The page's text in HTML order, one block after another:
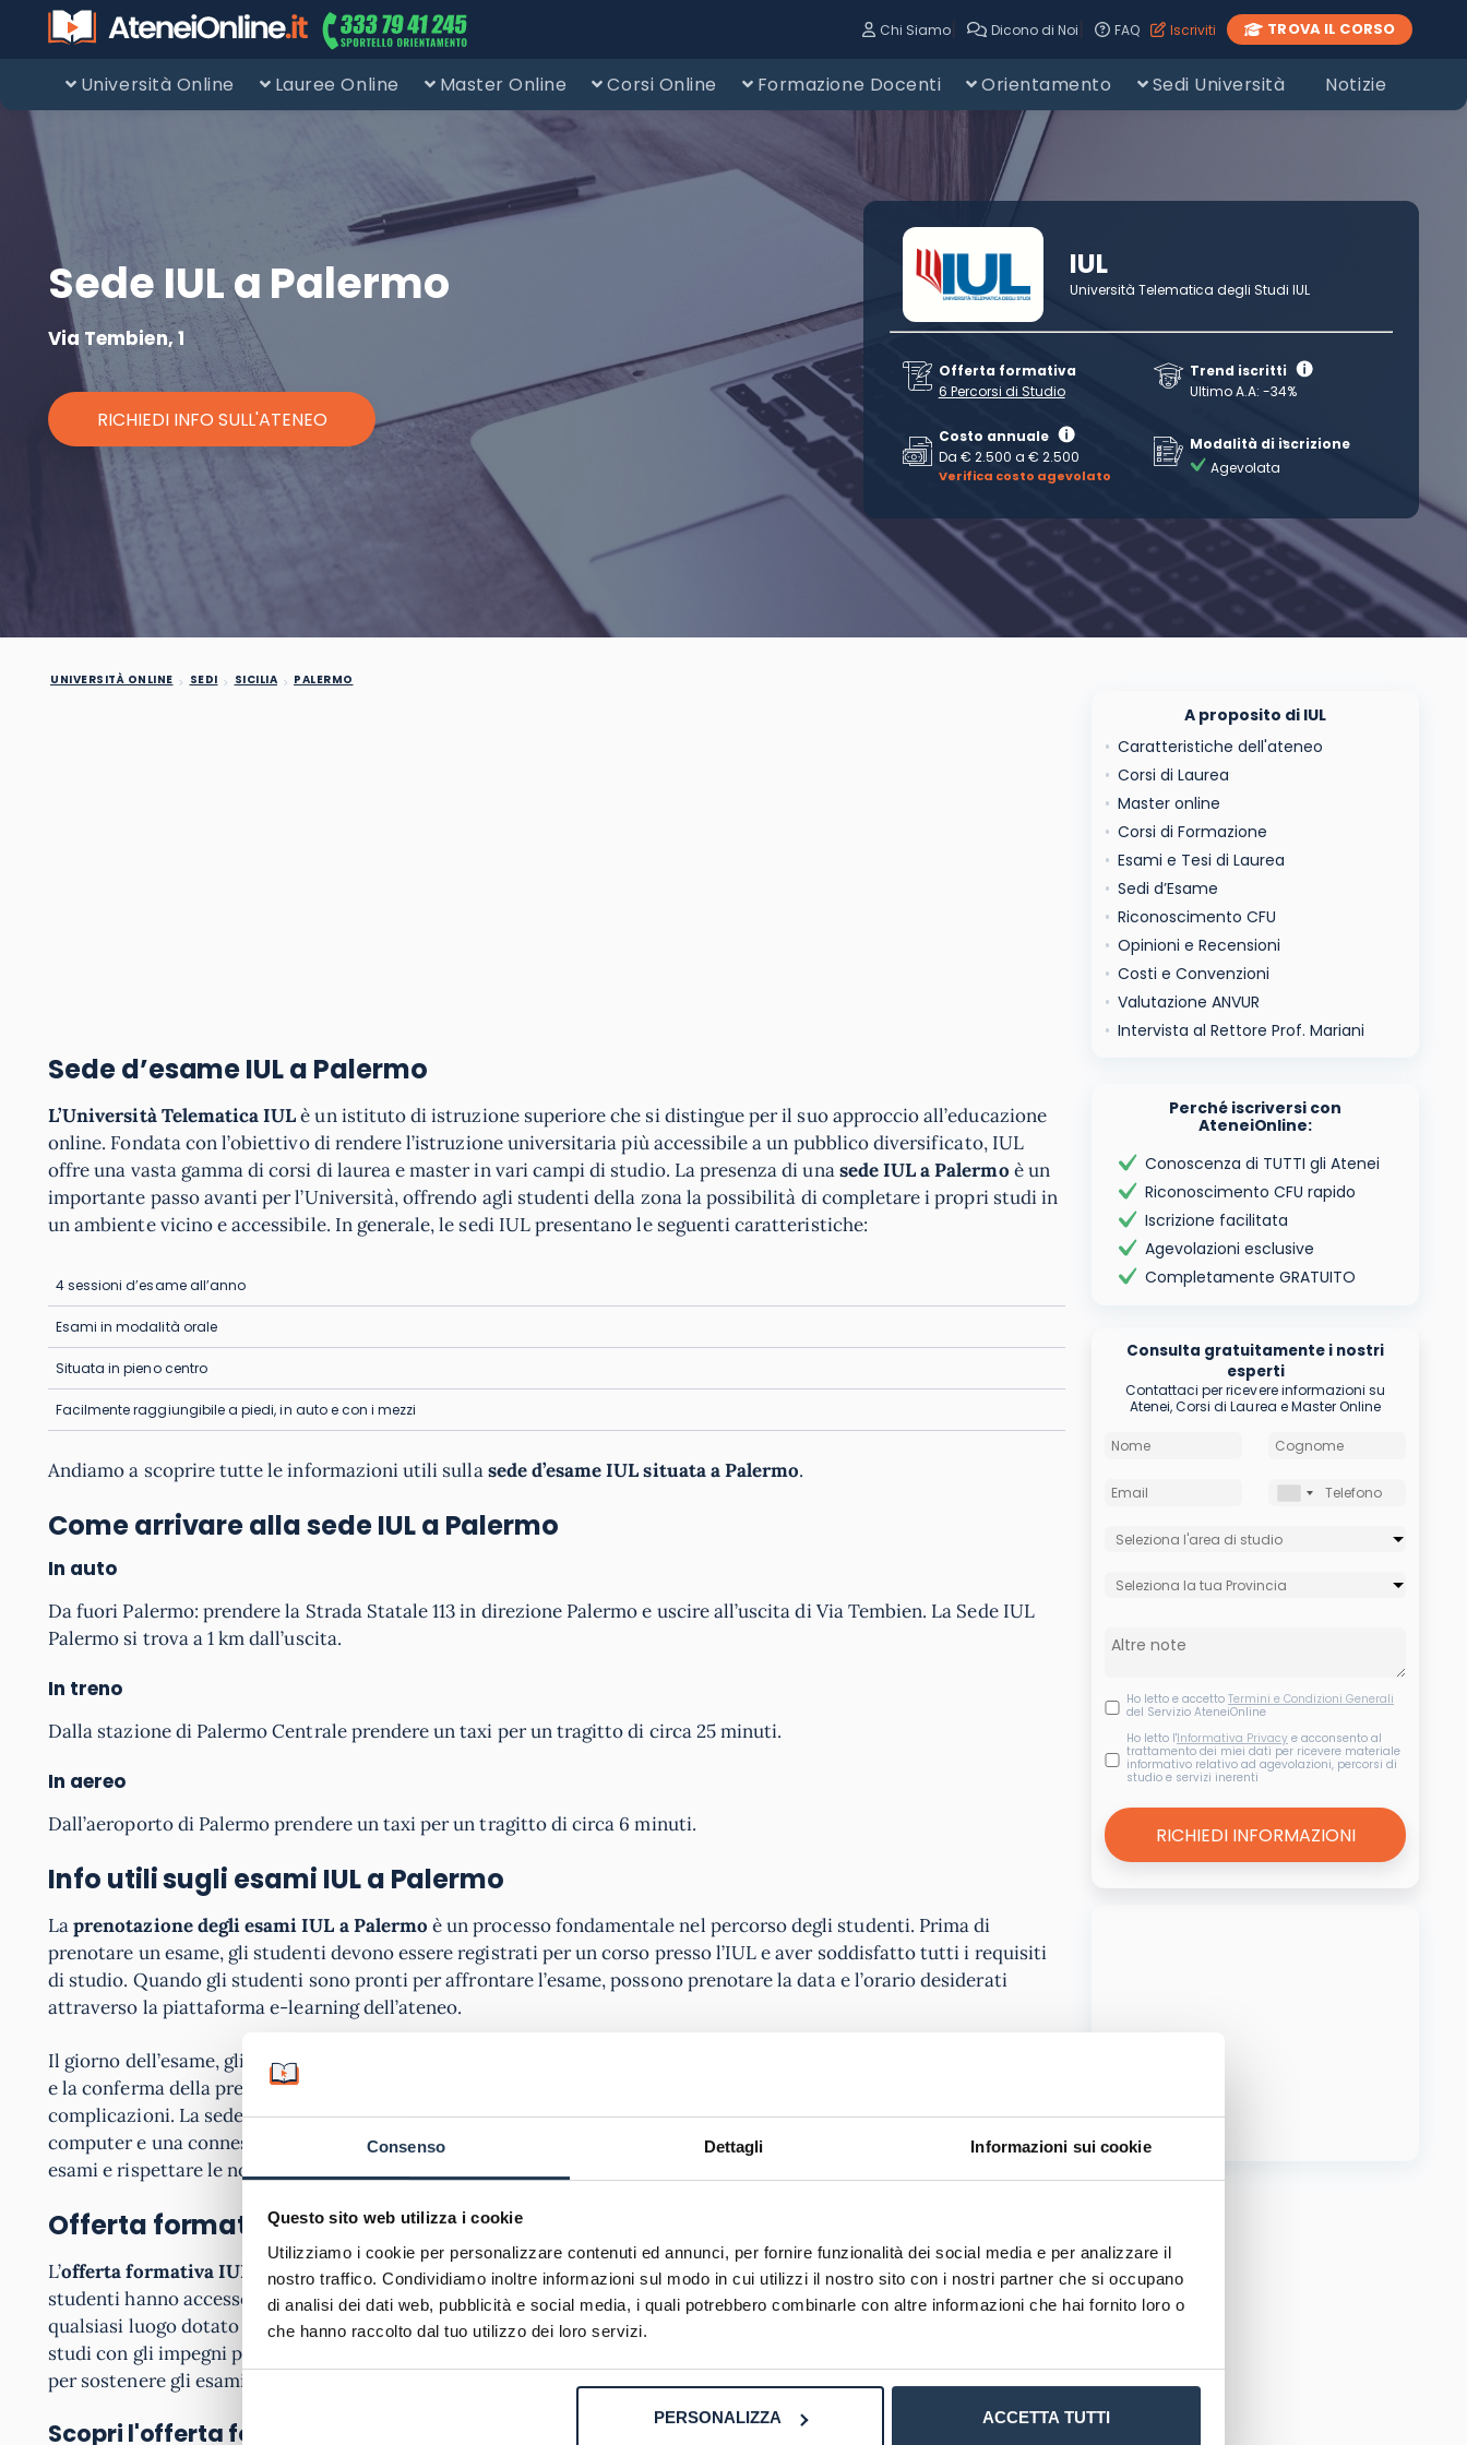
Consenso Dettagli Informazioni sui cookie
Questo sito web utilizza i cookie
Utilizziamo i cookie per personalizzare contenuti ed annunci, per fornire funzionalità dei social media e per analizzare il
nostro traffico. Condividiamo inoltre informazioni sul modo in cui utilizzi il nostro sito con i nostri partner che si occupano
di analisi dei dati web, pubblicità e social media, i quali potrebbero combinarle con altre informazioni che hai fornito loro o
che hanno raccolto dal tuo utilizzo dei loro servizi.
PERSONALIZZA ACCETTA TUTTI
Chi Siamo| Dicono di Noi| FAQ Iscriviti TROVA IL CORSO
Università Online Lauree Online Master Online Corsi Online Formazione Docenti Orientamento Sedi Università Notizie
Sede IUL a Palermo
Via Tembien, 1
RICHIEDI INFO SULL'ATENEO
IUL
Università Telematica degli Studi IUL
Offerta formativa
6 Percorsi di Studio
Trend iscritti
Ultimo A.A: -34%
Costo annuale
Da € 2.500 a € 2.500
Verifica costo agevolato
Modalità di iscrizione
Agevolata
UNIVERSITÀ ONLINE SEDI SICILIA PALERMO
Sede d’esame IUL a Palermo
L’Università Telematica IULè un istituto di istruzione superiore che si distingue per il suo approccio all’educazione
online. Fondata con l’obiettivo di rendere l’istruzione universitaria più accessibile a un pubblico diversificato, IUL
offre una vasta gamma di corsi di laurea e master in vari campi di studio. La presenza di unasede IUL a Palermo è un
importante passo avanti per l’Università, offrendo agli studenti della zona la possibilità di completare i propri studi in
un ambiente vicino e accessibile. In generale, le sedi IUL presentano le seguenti caratteristiche:
4 sessioni d’esame all’anno
Esami in modalità orale
Situata in pieno centro
Facilmente raggiungibile a piedi, in auto e con i mezzi
Andiamo a scoprire tutte le informazioni utili sullasede d’esame IUL situata a Palermo.
Come arrivare alla sede IUL a Palermo
In auto
Da fuori Palermo: prendere la Strada Statale 113 in direzione Palermo e uscire all’uscita di Via Tembien. La Sede IUL
Palermo si trova a 1 km dall’uscita.
In treno
Dalla stazione di Palermo Centrale prendere un taxi per un tragitto di circa 25 minuti.
In aereo
Dall’aeroporto di Palermo prendere un taxi per un tragitto di circa 6 minuti.
Info utili sugli esami IULa Palermo
Laprenotazione degli esami IUL a Palermo è un processo fondamentale nel percorso degli studenti. Prima di
prenotare un esame, gli studenti devono essere registrati per un corso presso l’IUL e aver soddisfatto tutti i requisiti
di studio. Quando gli studenti sono pronti per affrontare l’esame, possono prenotare la data e l’orario desiderati
attraverso la piattaforma e-learning dell’ateneo.
Il giorno dell’esame, gli studenti devono presentarsi presso la
e la conferma della prenotazione dell’esame. È fondamentale arrivare in anticipo per evitare ritardi e possibili
complicazioni. La sede d’esame mette a disposizione tutte le risorse necessarie per completare l’esame, inclusi
computer e una connessione internet affidabile. Gli studenti devono attenersi alle istruzioni fornite dall’ufficio degli
esami e rispettare le norme dell’Università durante la prova.
Offerta formativa IUL a Palermo
L’offerta formativa IUL a Palermocomprende una vasta gamma difacoltà a numero apertosenza test d’ingresso. Gli
studenti hanno accesso ai materiali didattici, possono partecipare a discussioni online e completare esercizi da
qualsiasi luogo dotato di una connessione internet. Questo approccio flessibile consente agli studenti di bilanciare gli
studi con gli impegni personali e lavorativi. La
per sostenere gli esami, eliminando la necessità di viaggiare per lunghe distanze per recarsi in altre sedi dell’ateneo.
Scopri l'offerta formativa
A proposito di IUL
Caratteristiche dell'ateneo
Corsi di Laurea
Master online
Corsi di Formazione
Esami e Tesi di Laurea
Sedi d’Esame
Riconoscimento CFU
Opinioni e Recensioni
Costi e Convenzioni
Valutazione ANVUR
Intervista al Rettore Prof. Mariani
Perché iscriversi con
AteneiOnline:
Conoscenza di TUTTI gli Atenei
Riconoscimento CFU rapido
Iscrizione facilitata
Agevolazioni esclusive
Completamente GRATUITO
Consulta gratuitamente i nostri
esperti
Contattaci per ricevere informazioni su
Atenei, Corsi di Laurea e Master Online
Ho letto e accetto Termini e Condizioni Generali
del Servizio AteneiOnline
Ho letto l'Informativa Privacy e acconsento al
trattamento dei miei dati per ricevere materiale
informativo relativo ad agevolazioni, percorsi di
studio e servizi inerenti